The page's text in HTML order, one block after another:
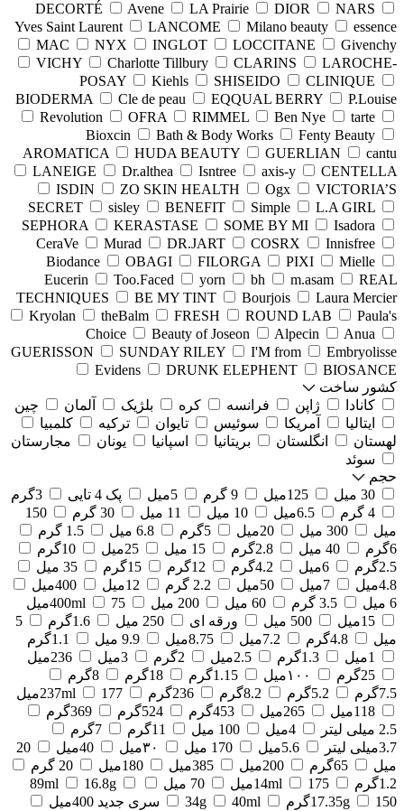
DECORTÉ
Avene LA Prairie DIOR
NARS
Yves Saint Laurent
LANCOME Milano beauty
essence
MAC
NYX INGLOT LOCCITANE
Givenchy
VICHY
Charlotte Tillbury CLARINS
LAROCHE-
POSAY
Kiehls SHISEIDO
CLINIQUE
BIODERMA
Cle de peau EQQUAL BERRY
P.Louise
Revolution
OFRA RIMMEL Ben Nye
tarte
Bioxcin
Bath & Body Works
Fenty Beauty
AROMATICA
HUDA BEAUTY GUERLIAN
cantu
LANEIGE
Dr.althea Isntree axis-y
CENTELLA
ISDIN
ZO SKIN HEALTH Ogx
VICTORIA’S
SECRET
sisley BENEFIT Simple
L.A GIRL
SEPHORA
KERASTASE SOME BY MI
Isadora
CeraVe
Murad DR.JART COSRX
Innisfree
Biodance
OBAGI FILORGA PIXI
Mielle
Eucerin
Too.Faced yorn bh m.asam
REAL
TECHNIQUES
BE MY TINT Bourjois
Laura Mercier
Kryolan
theBalm FRESH ROUND LAB
Paula's
Choice
Beauty of Joseon Alpecin
Anua
GUERISSON
SUNDAY RILEY I'M from
Embryolisse
Evidens
DRUNK ELEPHENT
BIOSANCE
کشور ساخت
کانادا
ژاپن فرانسه کره بلژیک آلمان
چین
ایتالیا
آمریکا سوئیس تایوان ترکیه
کلمبیا
لهستان
انگلستان بریتانیا اسپانیا یونان
مجارستان
سوئد
حجم
30 میل
125میل 9 گرم 5میل پک 4 تایی
3گرم
4 گرم
6.5میل 10 میل 11 میل 30 گرم
150
میل
300 میل 20میل 5گرم 6.8 میل
1.5 گرم
6گرم
40 میل 2.8گرم 15 میل 25میل
10گرم
2.5گرم
6میل 4.2گرم 12گرم 15گرم
35 میل
4.8میل
7میل 50میل 2.2 گرم 12میل
400میل
6 میل
3.5 گرم 60 میل 200 میل 400ml
75میل
15میل
500 میل ورقه ای 250 میل 1.6گرم
5
میل
4.8گرم 7.2میل 8.75میل 9.9 میل
1.1گرم
1میل
1.3گرم 2.5میل 2گرم 3میل
236میل
25گرم
۱۰۰میل 1.15گرم 18گرم
8گرم
7.5گرم
5.2گرم 8.2گرم 236گرم 237ml
177میل
118میل
265میل 453گرم 524گرم
369گرم
2.5 میلی لیتر
4میل 100 میل 11گرم
7گرم
3.7میلی لیتر
5.6میل 170 میل ۳۰میل 40میل
20
میل
65گرم 200میل 385میل 180میل
20 گرم
1.2گرم
14ml 175میل 70 میل 89ml
16.8g
17.35g
150گرم 34g 40ml
سری جدید 400میل